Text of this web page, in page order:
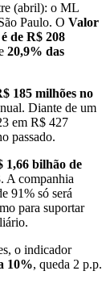
(abril): o ML
Paulo. O Valor
de R$ 208
20,9% das
185 milhões no
Diante de um
em R$ 427
passado.
1,66 bilhão de
A companhia
91% só será
para suportar
o indicador
10%, queda 2 p.p.